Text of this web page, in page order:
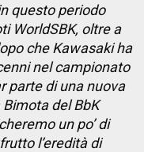
questo periodo
WorldSBK, oltre a
che Kawasaki ha
nel campionato
parte di una nuova
del BbK
un po’ di
l’eredità di